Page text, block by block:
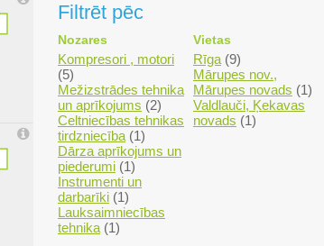
Filtrēt pēc
Nozares
Kompresori , motori
(5)
Mežizstrādes tehnika
un aprīkojums (2)
Celtniecības tehnikas
tirdzniecība (1)
Dārza aprīkojums un
piederumi (1)
Instrumenti un
darbarīki (1)
Lauksaimniecības
tehnika (1)
Vietas
Rīga (9)
Mārupes nov.,
Mārupes novads (1)
Valdlauči, Ķekavas
novads (1)